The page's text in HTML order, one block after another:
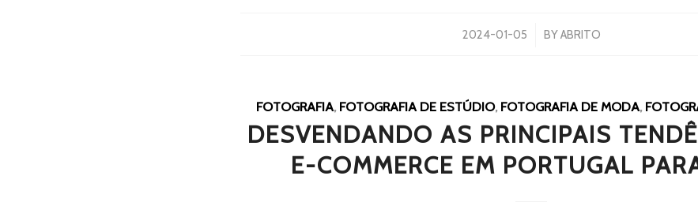
2024-01-05
/ BYABRITO
FOTOGRAFIA, FOTOGRAFIA DE ESTÚDIO, FOTOGRAFIA DE MODA,
DESVENDANDO AS PRINCIPAIS
E-COMMERCE EM PORTUGAL